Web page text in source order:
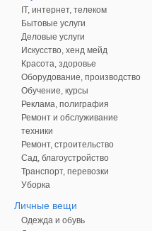
IT, интернет, телеком
Бытовые услуги
Деловые услуги
Искусство, хенд мейд
Красота, здоровье
Оборудование, производство
Обучение, курсы
Реклама, полиграфия
Ремонт и обслуживание
техники
Ремонт, строительство
Сад, благоустройство
Транспорт, перевозки
Уборка
Личные вещи
Одежда и обувь